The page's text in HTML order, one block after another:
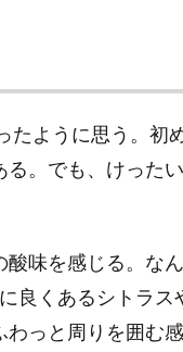
ように思う。初
。でも、けった
味を感じる。な
良くあるシトラ
っと周りを囲む